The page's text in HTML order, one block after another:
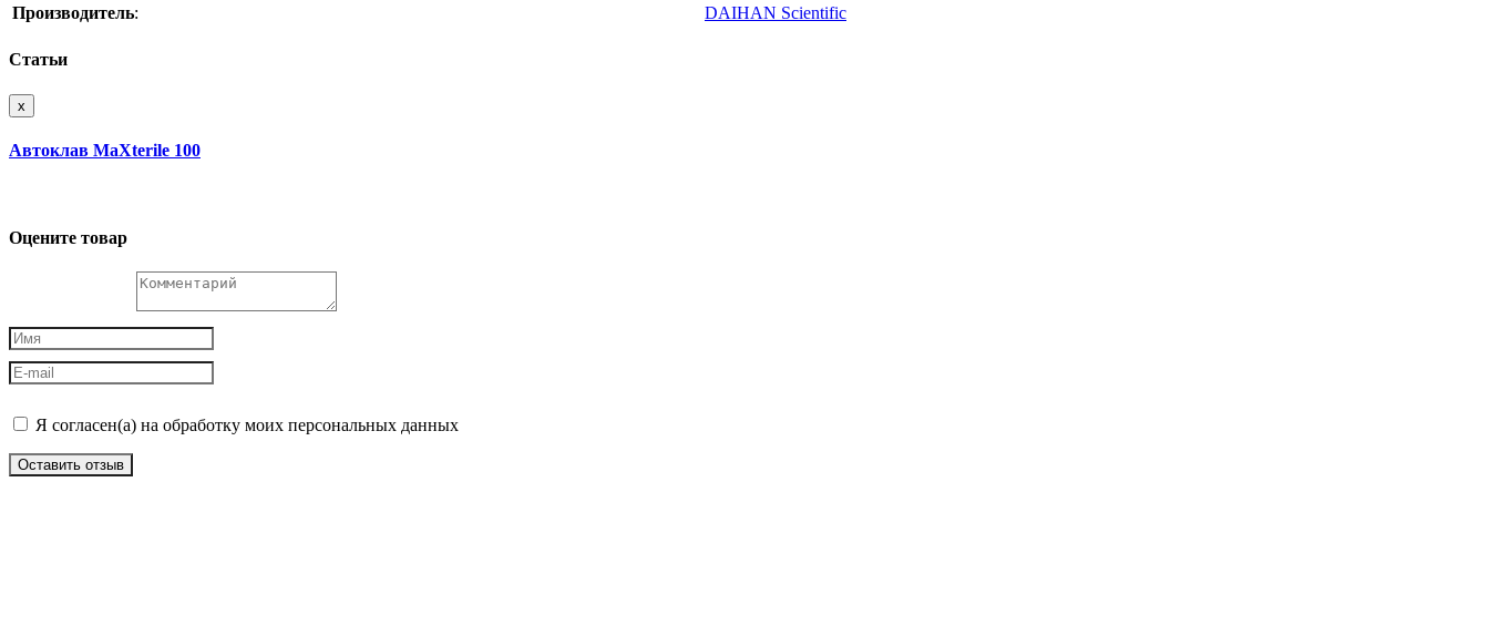
Производитель: DAIHAN Scientific
Статьи
x
Автоклав MaXterile 100
Оцените товар
Я согласен(а) на обработку моих персональных данных
Оставить отзыв